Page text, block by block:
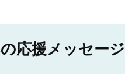
応援メッセージ